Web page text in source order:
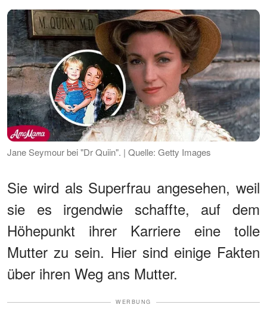
Jane Seymour bei "Dr Quiin". | Quelle: Getty Images
Sie wird als Superfrau angesehen, weil
sie es irgendwie schaffte, auf dem
Höhepunkt ihrer Karriere eine tolle
Mutter zu sein. Hier sind einige Fakten
über ihren Weg ans Mutter.
WERBUNG